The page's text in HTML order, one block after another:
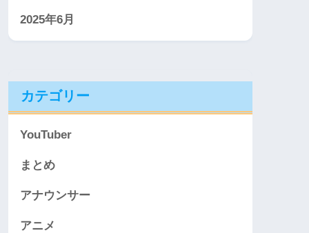
2025年6月
カテゴリー
YouTuber
まとめ
アナウンサー
アニメ